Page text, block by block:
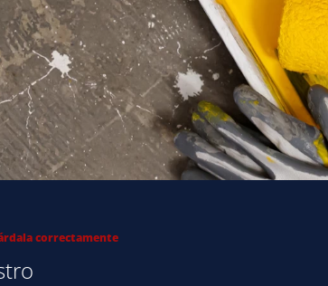
correctamente